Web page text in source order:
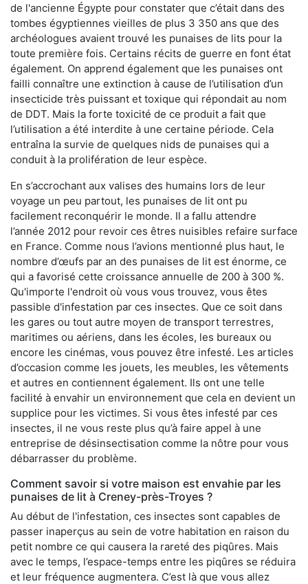
de l'ancienne Égypte pour constater que c’était dans des
tombes égyptiennes vieilles de plus 3 350 ans que des
archéologues avaient trouvé les punaises de lits pour la
toute première fois. Certains récits de guerre en font état
également. On apprend également que les punaises ont
failli connaître une extinction à cause de l’utilisation d’un
insecticide très puissant et toxique qui répondait au nom
de DDT. Mais la forte toxicité de ce produit a fait que
l’utilisation a été interdite à une certaine période. Cela
entraîna la survie de quelques nids de punaises qui a
conduit à la prolifération de leur espèce.
En s’accrochant aux valises des humains lors de leur
voyage un peu partout, les punaises de lit ont pu
facilement reconquérir le monde. Il a fallu attendre
l’année 2012 pour revoir ces êtres nuisibles refaire surface
en France. Comme nous l’avions mentionné plus haut, le
nombre d’œufs par an des punaises de lit est énorme, ce
qui a favorisé cette croissance annuelle de 200 à 300 %.
Qu'importe l'endroit où vous vous trouvez, vous êtes
passible d'infestation par ces insectes. Que ce soit dans
les gares ou tout autre moyen de transport terrestres,
maritimes ou aériens, dans les écoles, les bureaux ou
encore les cinémas, vous pouvez être infesté. Les articles
d’occasion comme les jouets, les meubles, les vêtements
et autres en contiennent également. Ils ont une telle
facilité à envahir un environnement que cela en devient un
supplice pour les victimes. Si vous êtes infesté par ces
insectes, il ne vous reste plus qu’à faire appel à une
entreprise de désinsectisation comme la nôtre pour vous
débarrasser du problème.
Comment savoir si votre maison est envahie par les
punaises de lit à Creney-près-Troyes ?
Au début de l'infestation, ces insectes sont capables de
passer inaperçus au sein de votre habitation en raison du
petit nombre ce qui causera la rareté des piqûres. Mais
avec le temps, l’espace-temps entre les piqûres se réduira
et leur fréquence augmentera. C’est là que vous allez